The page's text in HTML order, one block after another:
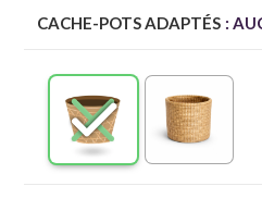
CACHE-POTS ADAPTÉS :